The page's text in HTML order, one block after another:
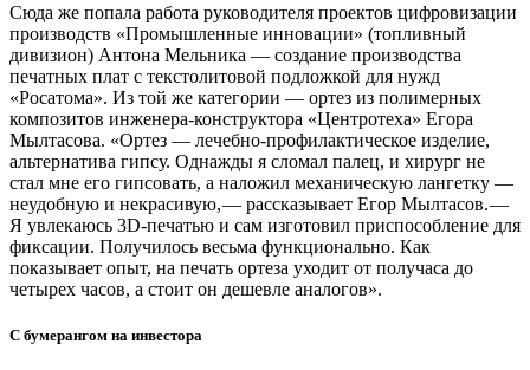
Сюда же попала работа руководителя проектов цифровизации
производств «Промышленные инновации» (топливный
дивизион) Антона Мельника — ​создание производства
печатных плат с текстолитовой подложкой для нужд
«Росатома». Из той же категории — ​ортез из полимерных
композитов инженера-конструктора «Центротеха» Егора
Мылтасова. «Ортез — ​лечебно-профилактическое изделие,
альтернатива гипсу. Однажды я сломал палец, и хирург не
стал мне его гипсовать, а наложил механическую лангетку — ​
неудобную и некрасивую, — ​рассказывает Егор Мылтасов. — ​
Я увлекаюсь 3D-печатью и сам изготовил приспособление для
фиксации. Получилось весьма функционально. Как
показывает опыт, на печать ортеза уходит от получаса до
четырех часов, а стоит он дешевле аналогов».
С бумерангом на инвестора